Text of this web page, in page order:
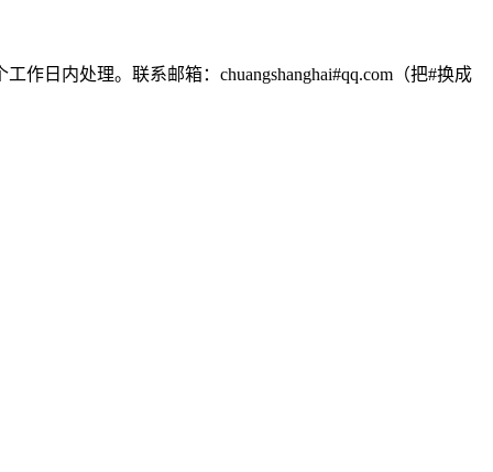
日内处理。联系邮箱：chuangshanghai#qq.com（把#换成